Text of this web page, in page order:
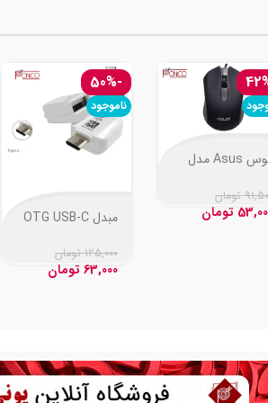
موس Asus مدل
تومان
تومان
-50%
ناموجود
مبدل OTG USB-C
125,000 تومان
63,000 تومان